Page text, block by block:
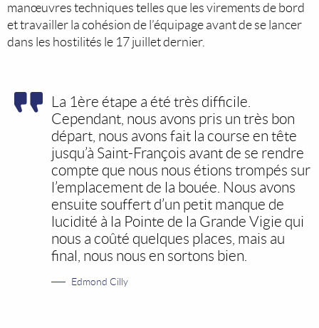
manœuvres techniques telles que les virements de bord
et travailler la cohésion de l’équipage avant de se lancer
dans les hostilités le 17 juillet dernier.
La 1ère étape a été très difficile.
Cependant, nous avons pris un très bon
départ, nous avons fait la course en tête
jusqu’à Saint-François avant de se rendre
compte que nous nous étions trompés sur
l’emplacement de la bouée. Nous avons
ensuite souffert d’un petit manque de
lucidité à la Pointe de la Grande Vigie qui
nous a coûté quelques places, mais au
final, nous nous en sortons bien.
Edmond Cilly